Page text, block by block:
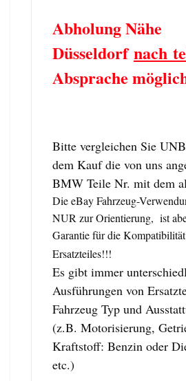
Abholung Nähe
Düsseldorfnach
Absprache
Bitte vergleichen Sie
dem Kauf die von uns
BMW Teile Nr. mit dem
Die eBay Fahrzeug-
NUR zur Orientierung, ist
Garantie für die
Ersatzteiles!!!
Es gibt immer
Ausführungen von
Fahrzeug Typ und
(z.B. Motorisierung,
Kraftstoff: Benzin oder
etc.)